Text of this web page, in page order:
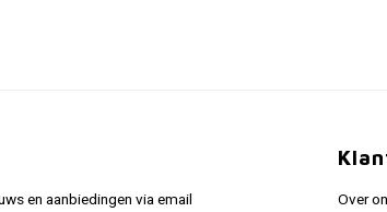
en aanbiedingen via email
Over